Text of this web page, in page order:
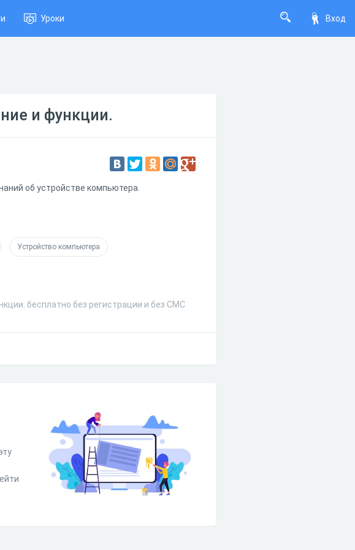
Вход
Уроки
и функции.
об устройстве компьютера.
Устройство компьютера
бесплатно без регистрации и без СМС